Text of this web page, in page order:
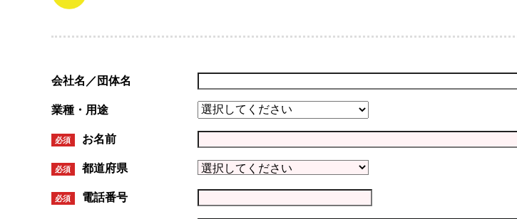
会社名／団体名
業種・用途
必須 お名前
必須 都道府県
必須 電話番号